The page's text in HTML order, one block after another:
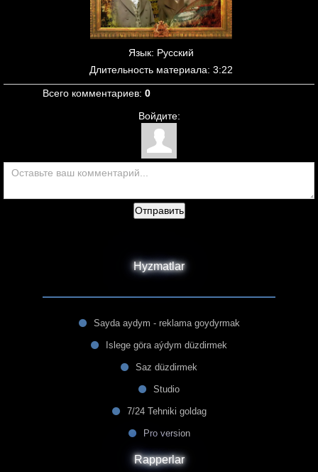
Язык: Русский
Длительность материала: 3:22
Всего комментариев: 0
Войдите:
Отправить
Hyzmatlar
Sayda aydym - reklama goydyrmak
Islege göra aýdym düzdirmek
Saz düzdirmek
Studio
7/24 Tehniki goldag
Pro version
Rapperlar